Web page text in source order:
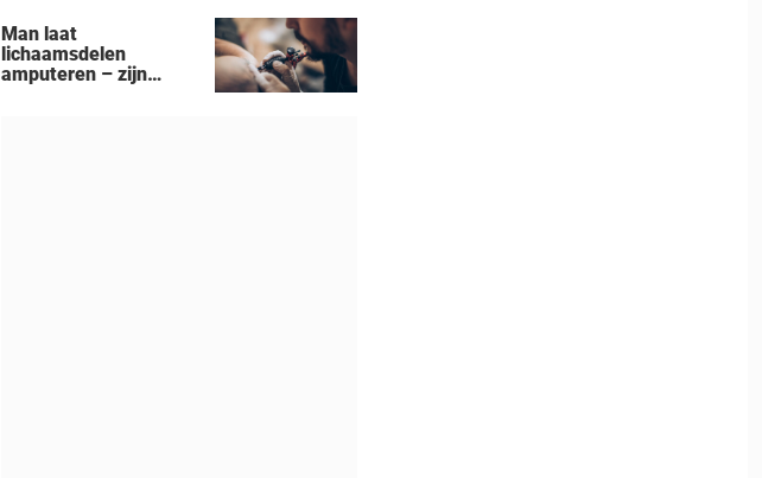
Man laat
lichaamsdelen
amputeren – zijn